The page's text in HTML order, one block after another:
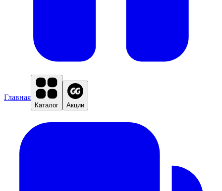
Главная
Каталог Акции